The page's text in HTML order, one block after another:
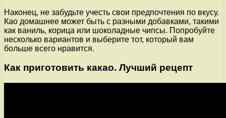
Наконец, не забудьте учесть свои предпочтения по вкусу.
Као домашнее может быть с разными добавками, такими
как ваниль, корица или шоколадные чипсы. Попробуйте
несколько вариантов и выберите тот, который вам
больше всего нравится.
Как приготовить какао. Лучший рецепт